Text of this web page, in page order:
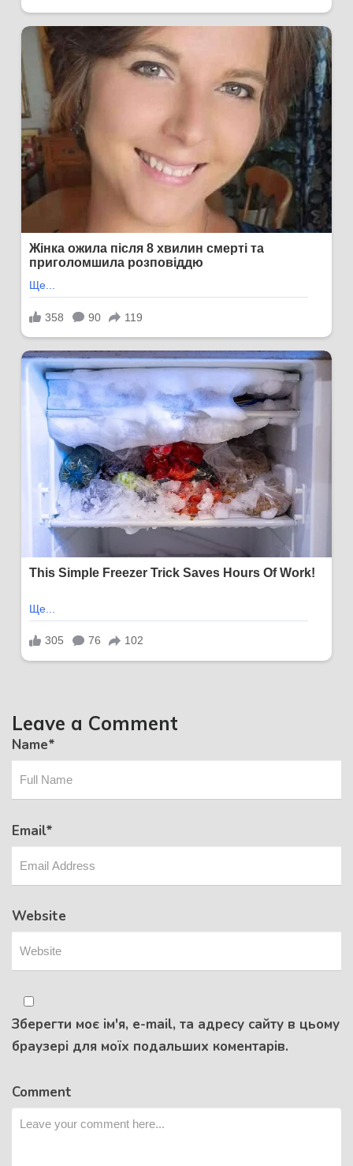
Leave a Comment
Name*
Email*
Website
Зберегти моє ім'я, e-mail, та адресу сайту в цьому
браузері для моїх подальших коментарів.
Comment